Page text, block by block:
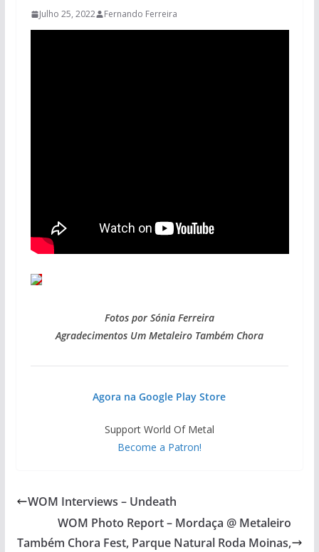
Julho 25, 2022 Fernando Ferreira
Fotos por Sónia Ferreira
Agradecimentos Um Metaleiro Também Chora
Agora na Google Play Store
Support World Of Metal
Become a Patron!
WOM Interviews – Undeath
WOM Photo Report – Mordaça @ Metaleiro
Também Chora Fest, Parque Natural Roda Moinas,